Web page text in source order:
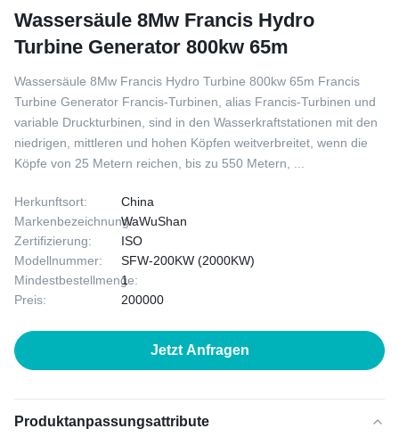
Wassersäule 8Mw Francis Hydro
Turbine Generator 800kw 65m
Wassersäule 8Mw Francis Hydro Turbine 800kw 65m Francis
Turbine Generator Francis-Turbinen, alias Francis-Turbinen und
variable Druckturbinen, sind in den Wasserkraftstationen mit den
niedrigen, mittleren und hohen Köpfen weitverbreitet, wenn die
Köpfe von 25 Metern reichen, bis zu 550 Metern, ...
Herkunftsort:
China
Markenbezeichnung:WaWuShan
Zertifizierung:
ISO
Modellnummer:
SFW-200KW (2000KW)
Mindestbestellmenge:
1
Preis:
200000
Jetzt Anfragen
Produktanpassungsattribute